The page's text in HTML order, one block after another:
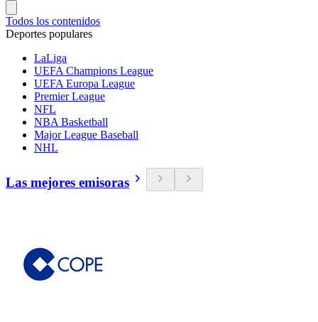
Todos los contenidos
Deportes populares
LaLiga
UEFA Champions League
UEFA Europa League
Premier League
NFL
NBA Basketball
Major League Baseball
NHL
Las mejores emisoras